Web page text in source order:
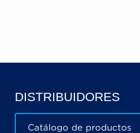
DISTRIBUIDORES
Catálogo de productos